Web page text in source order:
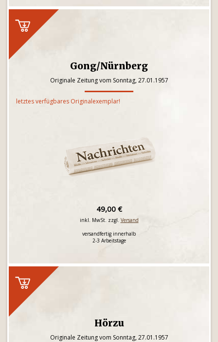
Gong/Nürnberg
Originale Zeitung vom Sonntag, 27.01.1957
letztes verfügbares Originalexemplar!
49,00 €
inkl. MwSt. zzgl. Versand
versandfertig innerhalb
2-3 Arbeitstage
Hörzu
Originale Zeitung vom Sonntag, 27.01.1957